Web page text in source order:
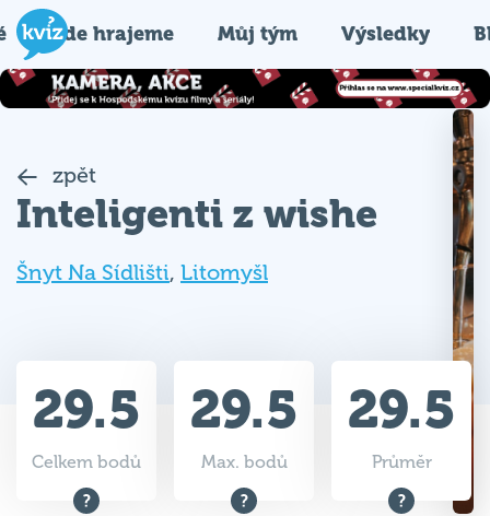
Kde hrajeme Můj tým Výsledky
zpět
Inteligenti z wishe
Šnyt Na Sídlišti, Litomyšl
29.5
Celkem bodů
29.5
Max. bodů
29.5
Průměr